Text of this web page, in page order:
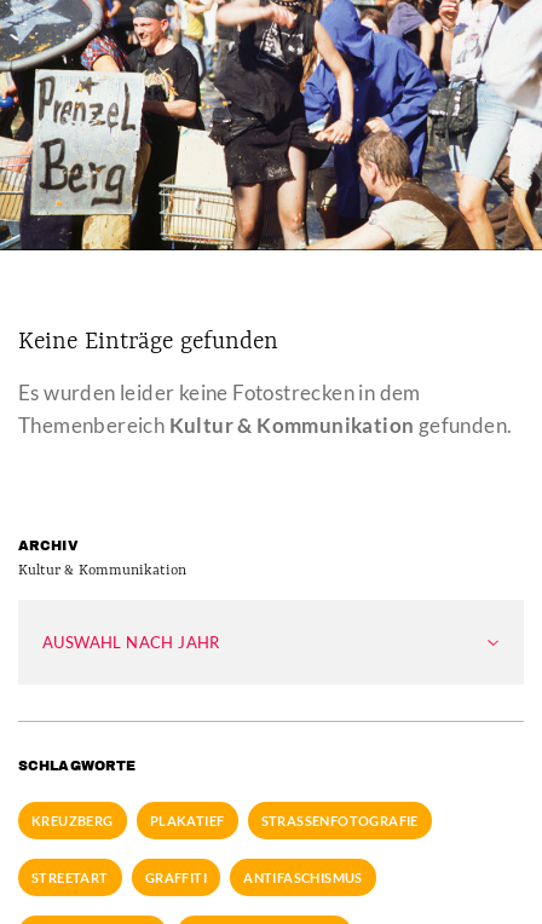
Keine Einträge gefunden
Es wurden leider keine Fotostrecken in dem
Themenbereich Kultur & Kommunikation gefunden.
ARCHIV
Kultur & Kommunikation
AUSWAHL NACH JAHR
SCHLAGWORTE
KREUZBERG PLAKATIEF STRASSENFOTOGRAFIE
STREETART GRAFFITI ANTIFASCHISMUS